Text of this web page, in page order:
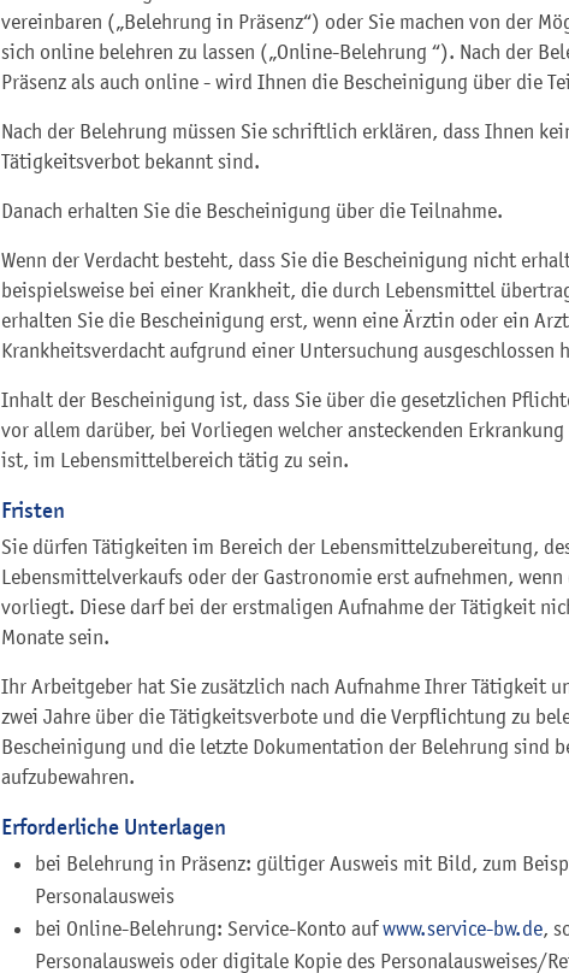
vereinbaren („Belehrung in Präsenz“) oder Sie machen von der
sich online belehren zu lassen („Online-Belehrung “). Nach der
Präsenz als auch online - wird Ihnen die Bescheinigung über die
Nach der Belehrung müssen Sie schriftlich erklären, dass Ihnen
Tätigkeitsverbot bekannt sind.
Danach erhalten Sie die Bescheinigung über die Teilnahme.
Wenn der Verdacht besteht, dass Sie die Bescheinigung nicht
beispielsweise bei einer Krankheit, die durch Lebensmittel
erhalten Sie die Bescheinigung erst, wenn eine Ärztin oder ein
Krankheitsverdacht aufgrund einer Untersuchung ausgeschlossen
Inhalt der Bescheinigung ist, dass Sie über die gesetzlichen
vor allem darüber, bei Vorliegen welcher ansteckenden
ist, im Lebensmittelbereich tätig zu sein.
Fristen
Sie dürfen Tätigkeiten im Bereich der Lebensmittelzubereitung,
Lebensmittelverkaufs oder der Gastronomie erst aufnehmen,
vorliegt. Diese darf bei der erstmaligen Aufnahme der Tätigkeit
Monate sein.
Ihr Arbeitgeber hat Sie zusätzlich nach Aufnahme Ihrer Tätigkeit
zwei Jahre über die Tätigkeitsverbote und die Verpflichtung zu
Bescheinigung und die letzte Dokumentation der Belehrung sind
aufzubewahren.
Erforderliche Unterlagen
bei Belehrung in Präsenz: gültiger Ausweis mit Bild, zum
Personalausweis
bei Online-Belehrung: Service-Konto aufwww.service-bw.de,
Personalausweis oder digitale Kopie des Personalausweises/